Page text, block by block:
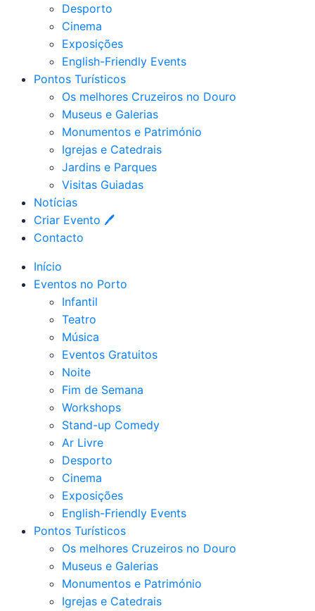
Desporto
Cinema
Exposições
English-Friendly Events
Pontos Turísticos
Os melhores Cruzeiros no Douro​
Museus e Galerias
Monumentos e Património
Igrejas e Catedrais
Jardins e Parques
Visitas Guiadas
Notícias
Criar Evento 🖊
Contacto
Início
Eventos no Porto
Infantil
Teatro
Música
Eventos Gratuitos
Noite
Fim de Semana
Workshops
Stand-up Comedy
Ar Livre
Desporto
Cinema
Exposições
English-Friendly Events
Pontos Turísticos
Os melhores Cruzeiros no Douro​
Museus e Galerias
Monumentos e Património
Igrejas e Catedrais